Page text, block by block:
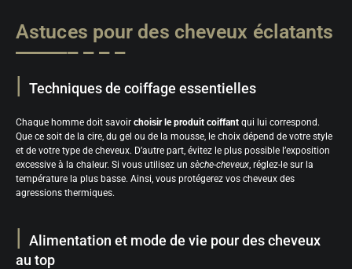
Astuces pour des cheveux éclatants
Techniques de coiffage essentielles
Chaque homme doit savoir choisir le produit coiffant qui lui correspond.
Que ce soit de la cire, du gel ou de la mousse, le choix dépend de votre style
et de votre type de cheveux. D’autre part, évitez le plus possible l’exposition
excessive à la chaleur. Si vous utilisez un sèche-cheveux , réglez-le sur la
température la plus basse. Ainsi, vous protégerez vos cheveux des
agressions thermiques.
Alimentation et mode de vie pour des cheveux
au top